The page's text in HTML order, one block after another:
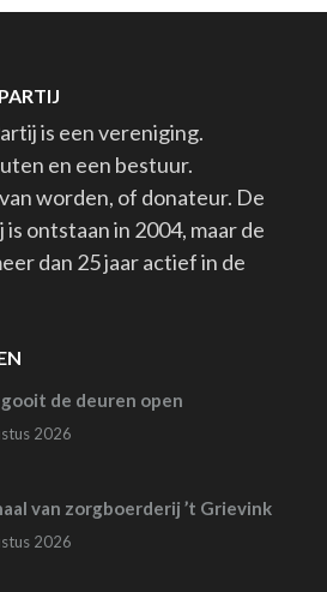
is een vereniging.
en een bestuur.
worden, of donateur. De
ontstaan in 2004, maar de
dan 25 jaar actief in de
de deuren open
2026
van zorgboerderij ’t Grievink
2026